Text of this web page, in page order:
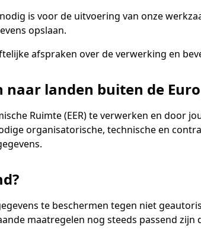
is voor de uitvoering van onze
opslaan.
afspraken over de verwerking en
landen buiten de
Ruimte (EER) te verwerken en door
organisatorische, technische en
te beschermen tegen niet
maatregelen nog steeds passend